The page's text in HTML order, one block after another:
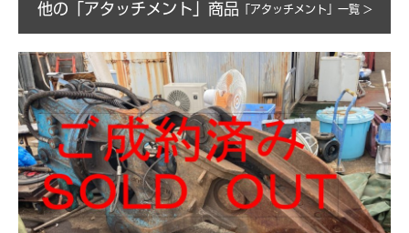
他の「アタッチメント」商品 「アタッチメント」一覧 >